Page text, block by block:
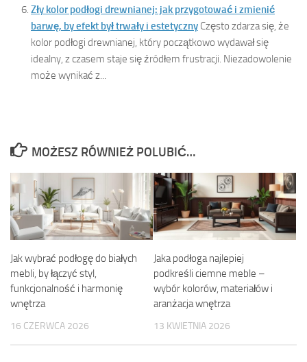
Zły kolor podłogi drewnianej: jak przygotować i zmienić
barwę, by efekt był trwały i estetyczny Często zdarza się, że
kolor podłogi drewnianej, który początkowo wydawał się
idealny, z czasem staje się źródłem frustracji. Niezadowolenie
może wynikać z...
MOŻESZ RÓWNIEŻ POLUBIĆ…
Jak wybrać podłogę do białych
mebli, by łączyć styl,
funkcjonalność i harmonię
wnętrza
16 CZERWCA 2026
Jaka podłoga najlepiej
podkreśli ciemne meble –
wybór kolorów, materiałów i
aranżacja wnętrza
13 KWIETNIA 2026